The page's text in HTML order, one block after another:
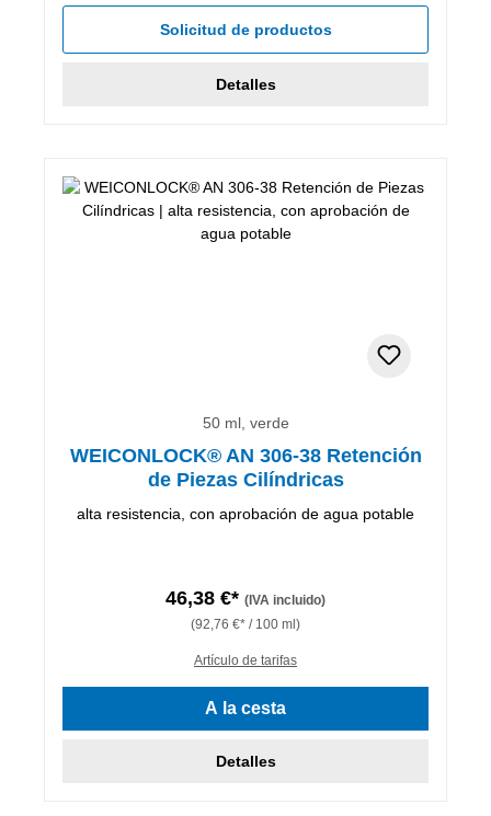
Solicitud de productos
Detalles
50 ml, verde
WEICONLOCK® AN 306-38 Retención
de Piezas Cilíndricas
alta resistencia, con aprobación de agua potable
46,38 €* (IVA incluido)
(92,76 €* / 100 ml)
Artículo de tarifas
A la cesta
Detalles